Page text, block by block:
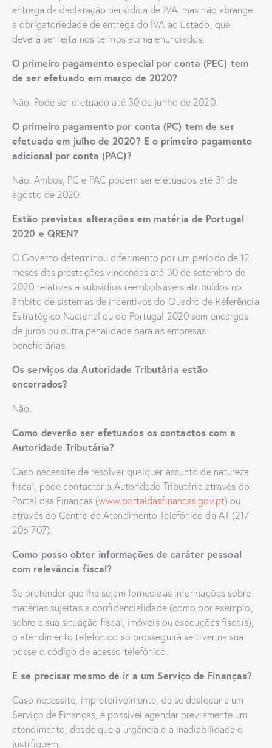
entrega da declaração periódica de IVA, mas não abrange
a obrigatoriedade de entrega do IVA ao Estado, que
deverá ser feita nos termos acima enunciados.
O primeiro pagamento especial por conta (PEC) tem
de ser efetuado em março de 2020?
Não. Pode ser efetuado até 30 de junho de 2020.
O primeiro pagamento por conta (PC) tem de ser
efetuado em julho de 2020? E o primeiro pagamento
adicional por conta (PAC)?
Não. Ambos, PC e PAC podem ser efetuados até 31 de
agosto de 2020.
Estão previstas alterações em matéria de Portugal
2020 e QREN?
O Governo determinou diferimento por um período de 12
meses das prestações vincendas até 30 de setembro de
2020 relativas a subsídios reembolsáveis atribuídos no
âmbito de sistemas de incentivos do Quadro de Referência
Estratégico Nacional ou do Portugal 2020 sem encargos
de juros ou outra penalidade para as empresas
beneficiárias.
Os serviços da Autoridade Tributária estão
encerrados?
Não.
Como deverão ser efetuados os contactos com a
Autoridade Tributária?
Caso necessite de resolver qualquer assunto de natureza
fiscal, pode contactar a Autoridade Tributária através do
Portal das Finanças (www.portaldasfinancas.gov.pt) ou
através do Centro de Atendimento Telefónico da AT (217
206 707).
Como posso obter informações de caráter pessoal
com relevância fiscal?
Se pretender que lhe sejam fornecidas informações sobre
matérias sujeitas a confidencialidade (como por exemplo,
sobre a sua situação fiscal, imóveis ou execuções fiscais),
o atendimento telefónico só prosseguirá se tiver na sua
posse o código de acesso telefónico.
E se precisar mesmo de ir a um Serviço de Finanças?
Caso necessite, impreterivelmente, de se deslocar a um
Serviço de Finanças, é possível agendar previamente um
atendimento, desde que a urgência e a inadiabilidade o
justifiquem.